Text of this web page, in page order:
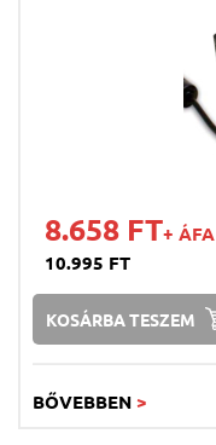
8.658 FT+ ÁFA
10.995 FT
KOSÁRBA TESZEM
BŐVEBBEN >